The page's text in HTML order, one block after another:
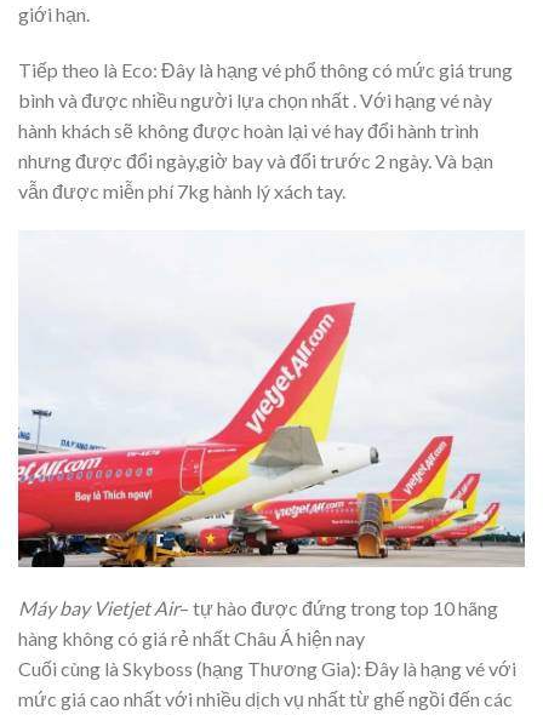
giới hạn.
Tiếp theo là Eco: Đây là hạng vé phổ thông có mức giá trung
bình và được nhiều người lựa chọn nhất . Với hạng vé này
hành khách sẽ không được hoàn lại vé hay đổi hành trình
nhưng được đổi ngày,giờ bay và đổi trước 2 ngày. Và bạn
vẫn được miễn phí 7kg hành lý xách tay.
Máy bay Vietjet Air– tự hào được đứng trong top 10 hãng
hàng không có giá rẻ nhất Châu Á hiện nay
Cuối cùng là Skyboss (hạng Thương Gia): Đây là hạng vé với
mức giá cao nhất với nhiều dịch vụ nhất từ ghế ngồi đến các